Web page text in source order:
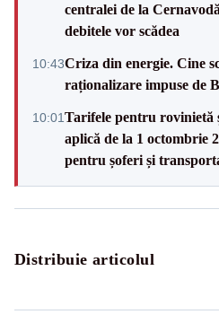
centralei de la
debitele vor scădea
10:43Criza din energie. Cine
raționalizare impuse de
10:01Tarifele pentru rovinietă
aplică de la 1 octombrie
pentru șoferi și
Distribuie articolul